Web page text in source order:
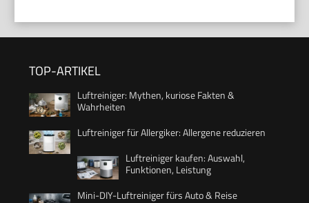
TOP-ARTIKEL
Luftreiniger: Mythen, kuriose Fakten &
Wahrheiten
Luftreiniger für Allergiker: Allergene reduzieren
Luftreiniger kaufen: Auswahl,
Funktionen, Leistung
Mini-DIY-Luftreiniger fürs Auto & Reise